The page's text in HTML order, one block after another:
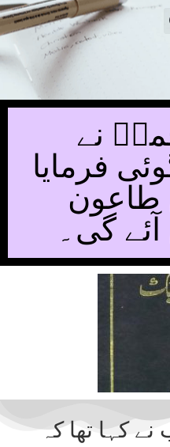
نے
فرمایا
طاعون
آئے گی۔
کہا تھا کہ